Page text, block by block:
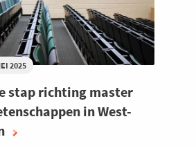
2025
stap richting master
in West-